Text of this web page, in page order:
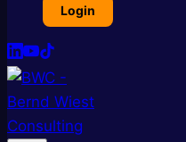
Login